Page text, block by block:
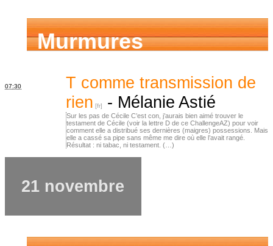
Murmures
d’ancêtres
07:30
T comme transmission de
rien
- Mélanie Astié
Sur les pas de Cécile C’est con, j’aurais bien aimé trouver le
testament de Cécile (voir la lettre D de ce ChallengeAZ) pour voir
comment elle a distribué ses dernières (maigres) possessions. Mais
elle a cassé sa pipe sans même me dire où elle l’avait rangé.
Résultat : ni tabac, ni testament. (…)
21 novembre